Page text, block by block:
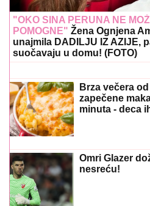
"OKO SINA PERUNA NE
POMOGNE" Žena Ognjena
unajmila DADILJU IZ AZIJE,
suočavaju u domu! (FOTO)
Brza večera
zapečene
minuta - deca
Omri Glazer
nesreću!